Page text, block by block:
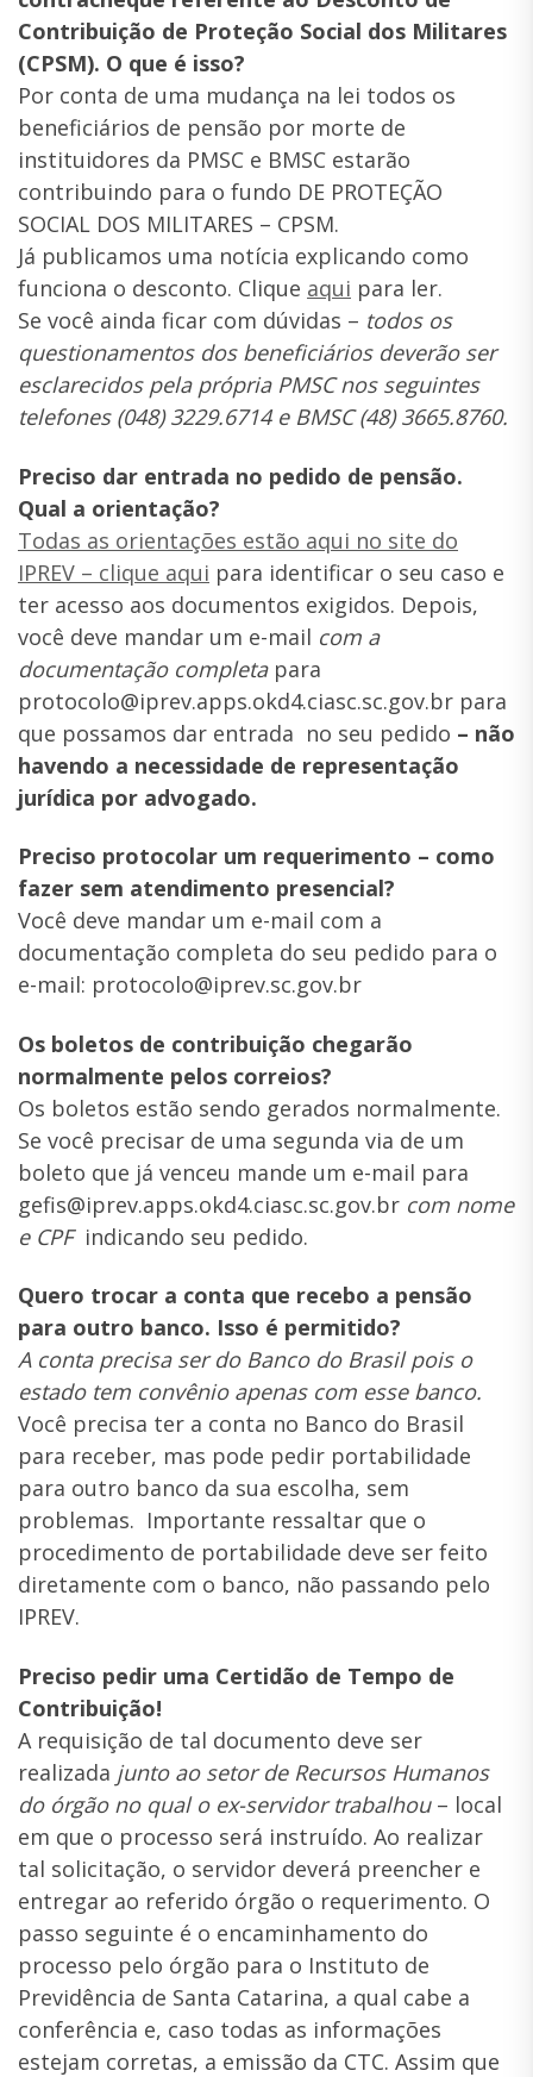
Contribuição de Proteção Social dos Militares
(CPSM). O que é isso?
Por conta de uma mudança na lei todos os
beneficiários de pensão por morte de
instituidores da PMSC e BMSC estarão
contribuindo para o fundo DE PROTEÇÃO
SOCIAL DOS MILITARES – CPSM.
Já publicamos uma notícia explicando como
funciona o desconto. Clique aqui para ler.
Se você ainda ficar com dúvidas – todos os
questionamentos dos beneficiários deverão ser
esclarecidos pela própria PMSC nos seguintes
telefones (048) 3229.6714 e BMSC (48) 3665.8760.
Preciso dar entrada no pedido de pensão.
Qual a orientação?
Todas as orientações estão aqui no site do
IPREV – clique aqui para identificar o seu caso e
ter acesso aos documentos exigidos. Depois,
você deve mandar um e-mail com a
documentação completapara
protocolo@iprev.apps.okd4.ciasc.sc.gov.br para
que possamos dar entrada no seu pedido – não
havendo a necessidade de representação
jurídica por advogado.
Preciso protocolar um requerimento – como
fazer sem atendimento presencial?
Você deve mandar um e-mail com a
documentação completa do seu pedido para o
e-mail: protocolo@iprev.sc.gov.br
Os boletos de contribuição chegarão
normalmente pelos correios?
Os boletos estão sendo gerados normalmente.
Se você precisar de uma segunda via de um
boleto que já venceu mande um e-mail para
gefis@iprev.apps.okd4.ciasc.sc.gov.br com nome
e CPFindicando seu pedido.
Quero trocar a conta que recebo a pensão
para outro banco. Isso é permitido?
A conta precisa ser do Banco do Brasil pois o
estado tem convênio apenas com esse banco.
Você precisa ter a conta no Banco do Brasil
para receber, mas pode pedir portabilidade
para outro banco da sua escolha, sem
problemas. Importante ressaltar que o
procedimento de portabilidade deve ser feito
diretamente com o banco, não passando pelo
IPREV.
Preciso pedir uma Certidão de Tempo de
Contribuição!
A requisição de tal documento deve ser
realizada junto ao setor de Recursos Humanos
do órgão no qual o ex-servidor trabalhou– local
em que o processo será instruído. Ao realizar
tal solicitação, o servidor deverá preencher e
entregar ao referido órgão o requerimento. O
passo seguinte é o encaminhamento do
processo pelo órgão para o Instituto de
Previdência de Santa Catarina, a qual cabe a
conferência e, caso todas as informações
estejam corretas, a emissão da CTC. Assim que